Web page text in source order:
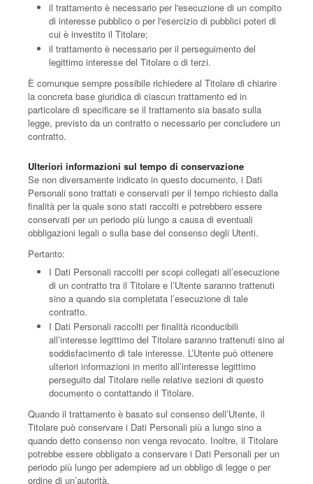
il trattamento è necessario per l'esecuzione di un compito
di interesse pubblico o per l'esercizio di pubblici poteri di
cui è investito il Titolare;
il trattamento è necessario per il perseguimento del
legittimo interesse del Titolare o di terzi.
È comunque sempre possibile richiedere al Titolare di chiarire
la concreta base giuridica di ciascun trattamento ed in
particolare di specificare se il trattamento sia basato sulla
legge, previsto da un contratto o necessario per concludere un
contratto.
Ulteriori informazioni sul tempo di conservazione
Se non diversamente indicato in questo documento, i Dati
Personali sono trattati e conservati per il tempo richiesto dalla
finalità per la quale sono stati raccolti e potrebbero essere
conservati per un periodo più lungo a causa di eventuali
obbligazioni legali o sulla base del consenso degli Utenti.
Pertanto:
I Dati Personali raccolti per scopi collegati all’esecuzione
di un contratto tra il Titolare e l’Utente saranno trattenuti
sino a quando sia completata l’esecuzione di tale
contratto.
I Dati Personali raccolti per finalità riconducibili
all’interesse legittimo del Titolare saranno trattenuti sino al
soddisfacimento di tale interesse. L’Utente può ottenere
ulteriori informazioni in merito all’interesse legittimo
perseguito dal Titolare nelle relative sezioni di questo
documento o contattando il Titolare.
Quando il trattamento è basato sul consenso dell’Utente, il
Titolare può conservare i Dati Personali più a lungo sino a
quando detto consenso non venga revocato. Inoltre, il Titolare
potrebbe essere obbligato a conservare i Dati Personali per un
periodo più lungo per adempiere ad un obbligo di legge o per
ordine di un’autorità.